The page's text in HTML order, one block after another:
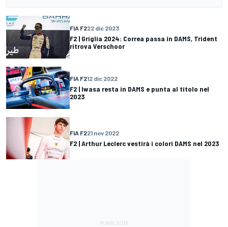
FIA F222 dic 2023
F2 | Griglia 2024: Correa passa in DAMS, Trident
ritrova Verschoor
FIA F212 dic 2022
F2 | Iwasa resta in DAMS e punta al titolo nel
2023
FIA F221 nov 2022
F2 | Arthur Leclerc vestirà i colori DAMS nel 2023